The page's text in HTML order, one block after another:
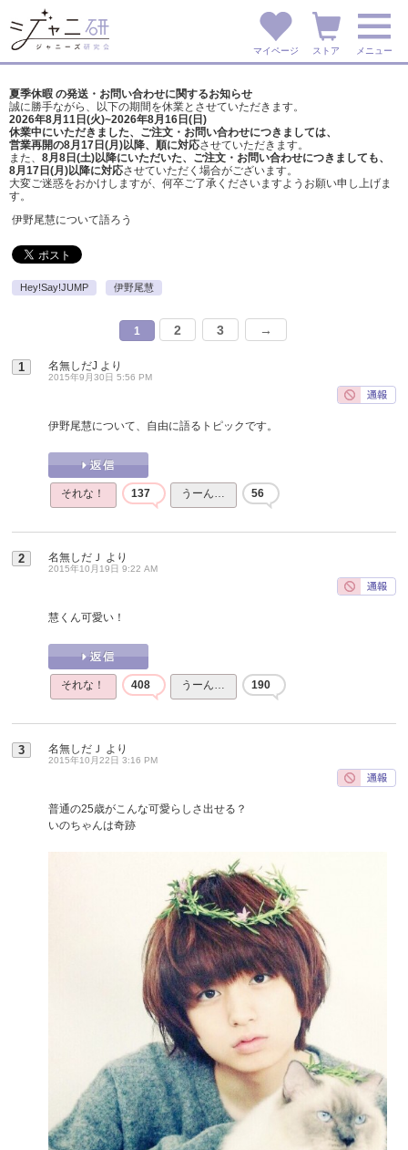
マイページ ストア メニュー
夏季休暇 の発送・お問い合わせに関するお知らせ
誠に勝手ながら、以下の期間を休業とさせていただきます。
2026年8月11日(火)~2026年8月16日(日)
休業中にいただきました、ご注文・お問い合わせにつきましては、
営業再開の8月17日(月)以降、順に対応させていただきます。
また、 8月8日(土)以降にいただいた、ご注文・ お問い合わせにつきましても、
8月17日(月)以降に対応させていただく場合がございます。
大変ご迷惑をおかけしますが、 何卒ご了承くださいますようお願い申し上げま
す。
伊野尾慧について語ろう
Hey!Say!JUMP 伊野尾慧
1 2 3 →
1 名無しだJ より
2015年9月30日 5:56 PM
伊野尾慧について、自由に語るトピックです。
それな！ 137 うーん… 56
2 名無しだＪ より
2015年10月19日 9:22 AM
慧くん可愛い！
それな！ 408 うーん… 190
3 名無しだＪ より
2015年10月22日 3:16 PM
普通の25歳がこんな可愛らしさ出せる？
いのちゃんは奇跡